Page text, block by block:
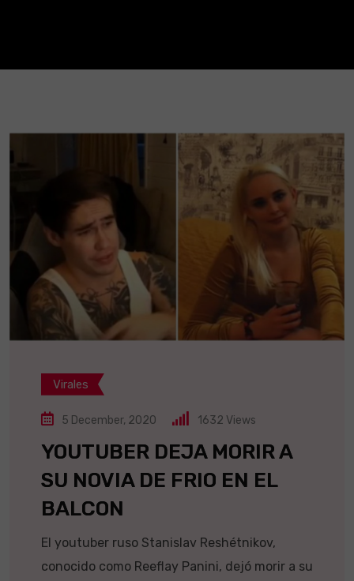
Virales
5 December, 2020 1632 Views
YOUTUBER DEJA MORIR A
SU NOVIA DE FRIO EN EL
BALCON
El youtuber ruso Stanislav Reshétnikov,
conocido como Reeflay Panini, dejó morir a su